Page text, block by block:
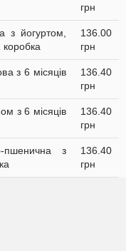
грн
з йогуртом,
коробка
136.00
грн
з 6 місяців
136.40
грн
з 6 місяців
136.40
грн
пшенична з
136.40
грн